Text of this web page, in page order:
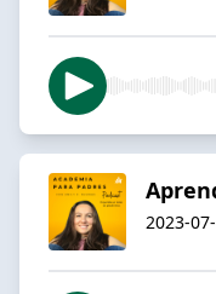
2023-